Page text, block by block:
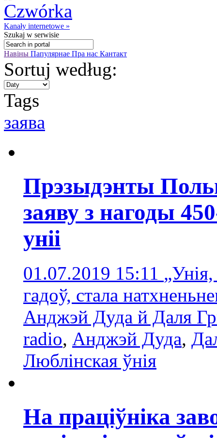
Kanały internetowe »
Szukaj w serwisie
Навіны Папулярнае Пра нас Кантакт
Sortuj według:
Tags
заявa
Прэзыдэнты
заяву з нагоды
уніі
01.07.2019 15:11
гадоў, стала
Анджэй Дуда й Даля
radio, Анджэй Дуда,
Люблінская ўнія
На праціўніка